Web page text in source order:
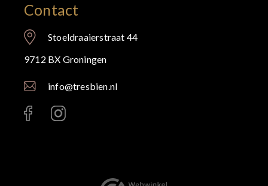
Contact
Stoeldraaierstraat 44
9712 BX Groningen
info@tresbien.nl